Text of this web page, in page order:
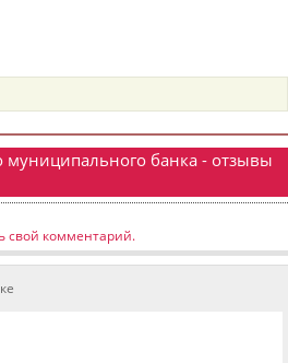
муниципального банка - отзывы
свой комментарий.